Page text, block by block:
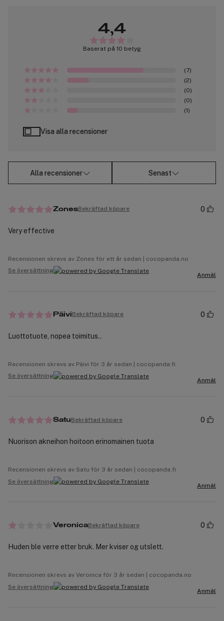
4,4
Baserat på 10 betyg
(7)
(2)
(0)
(0)
(1)
Visa alla recensioner
Alla recensioner Senast
ZonesBekräftad köpare 0
Very effective
Recensionen skrevs av Zones för ett år sedan | cocopanda.no
Se översättning
Anmäl
PäiviBekräftad köpare 0
Luottotuote, nopea toimitus..
Recensionen skrevs av Päivi för 3 år sedan | cocopanda.fi
Se översättning
Anmäl
SatuBekräftad köpare 0
Nuorison akneihon hoitoon erinomainen tuota
Recensionen skrevs av Satu för 3 år sedan | cocopanda.fi
Se översättning
Anmäl
VeronicaBekräftad köpare 0
Huden ble verre etter bruk. Mer kviser og utslett.
Recensionen skrevs av Veronica för 3 år sedan | cocopanda.no
Se översättning
Anmäl